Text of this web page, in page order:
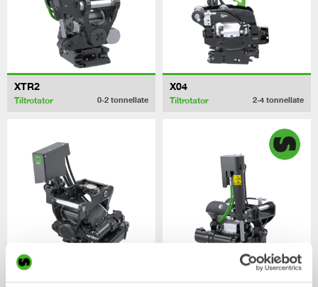
XTR2
Tiltrotator 0-2 tonnellate
X04
Tiltrotator 2-4 tonnellate
XTR7 X07